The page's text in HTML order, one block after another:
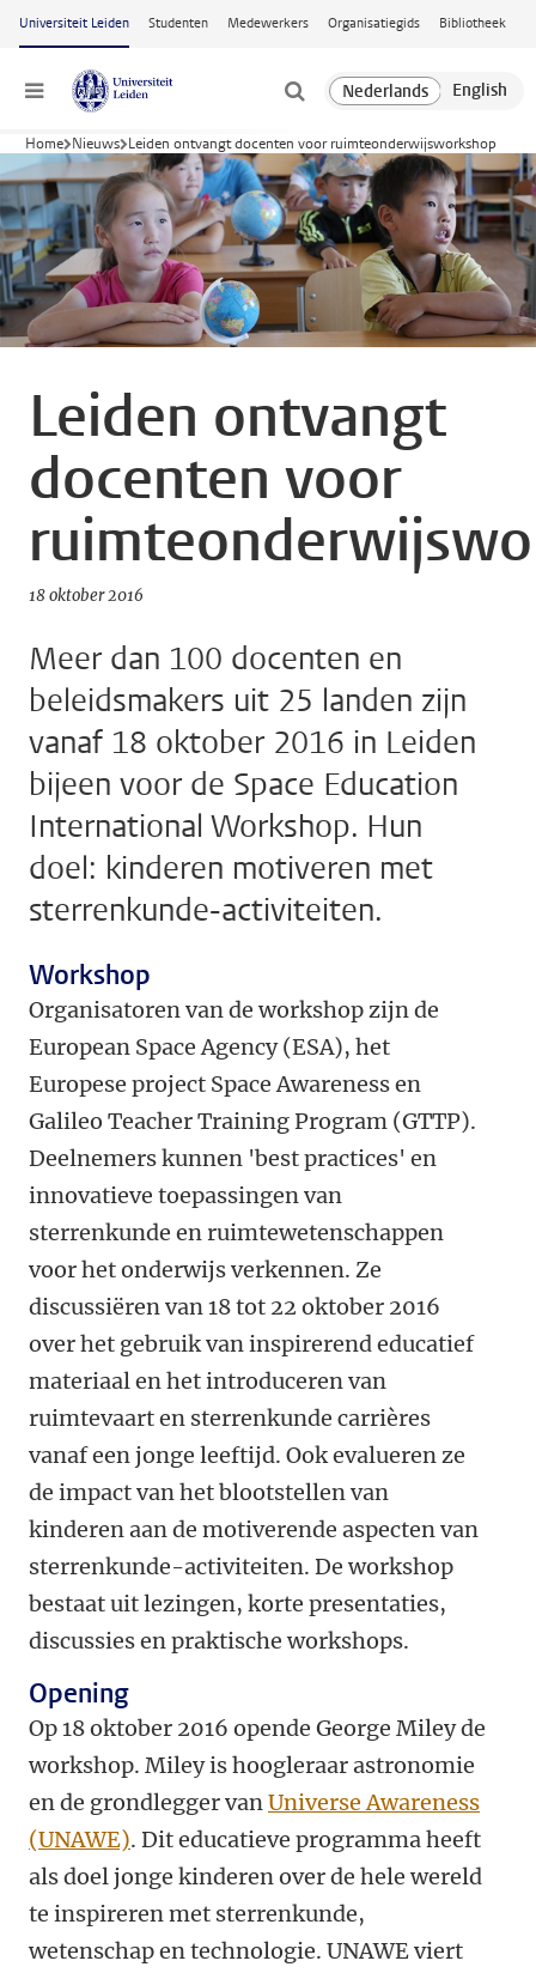
Ga naar hoofdinhoud
Universiteit Leiden Studenten Medewerkers Organisatiegids Bibliotheek
Menu
Home Nieuws Leiden ontvangt docenten voor ruimteonderwijsworkshop
Leiden ontvangt
docenten voor
18 oktober 2016
Meer dan 100 docenten en
beleidsmakers uit 25 landen zijn
vanaf 18 oktober 2016 in Leiden
bijeen voor de Space Education
International Workshop. Hun
doel: kinderen motiveren met
sterrenkunde-activiteiten.
Workshop
Organisatoren van de workshop zijn de
European Space Agency (ESA), het
Europese project Space Awareness en
Galileo Teacher Training Program (GTTP).
Deelnemers kunnen 'best practices' en
innovatieve toepassingen van
sterrenkunde en ruimtewetenschappen
voor het onderwijs verkennen. Ze
discussiëren van 18 tot 22 oktober 2016
over het gebruik van inspirerend educatief
materiaal en het introduceren van
ruimtevaart en sterrenkunde carrières
vanaf een jonge leeftijd. Ook evalueren ze
de impact van het blootstellen van
kinderen aan de motiverende aspecten van
sterrenkunde-activiteiten. De workshop
bestaat uit lezingen, korte presentaties,
discussies en praktische workshops.
Opening
Op 18 oktober 2016 opende George Miley de
workshop. Miley is hoogleraar astronomie
en de grondlegger vanUniverse Awareness
(UNAWE). Dit educatieve programma heeft
als doel jonge kinderen over de hele wereld
te inspireren met sterrenkunde,
wetenschap en technologie. UNAWE viert